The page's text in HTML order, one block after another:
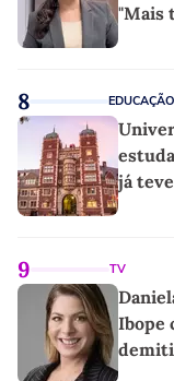
"Mais
8 EDUCAÇÃO
já
9 TV
Ibope